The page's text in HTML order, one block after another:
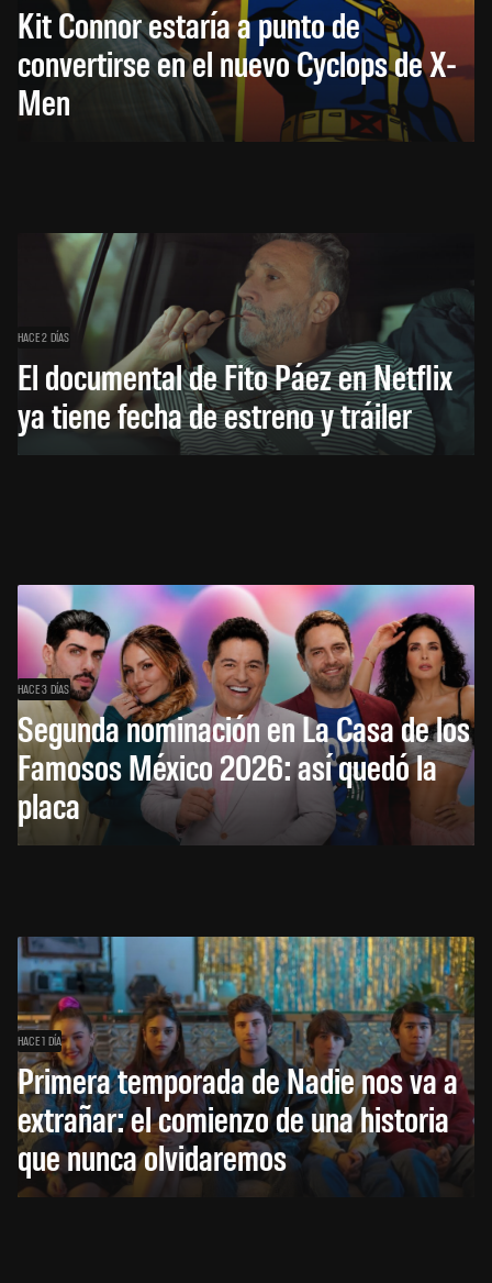
Kit Connor estaría a punto de
convertirse en el nuevo Cyclops de X-
Men
HACE 2 DÍAS
El documental de Fito Páez en Netflix
ya tiene fecha de estreno y tráiler
HACE 3 DÍAS
Segunda nominación en La Casa de los
Famosos México 2026: así quedó la
placa
HACE 1 DÍA
Primera temporada de Nadie nos va a
extrañar: el comienzo de una historia
que nunca olvidaremos